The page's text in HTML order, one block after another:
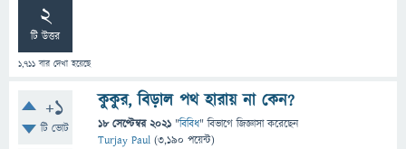
2
টি উত্তর
1,711 বার দেখা হয়েছে
+1
টি ভোট
কুকুর, বিড়াল পথ হারায় না কেন?
18 সেপ্টেম্বর 2021 "বিবিধ" বিভাগে জিজ্ঞাসাকরেছেন
Turjay Paul (3,190 পয়েন্ট)